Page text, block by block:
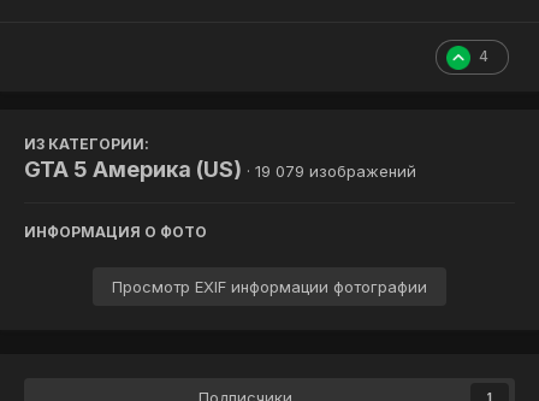
4
ИЗ КАТЕГОРИИ:
GTA 5 Америка (US) · 19 079 изображений
ИНФОРМАЦИЯ О ФОТО
Просмотр EXIF информации фотографии
1